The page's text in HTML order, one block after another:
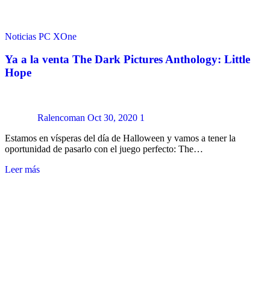
Noticias PC XOne
Ya a la venta The Dark Pictures Anthology: Little
Hope
Ralencoman Oct 30, 2020 1
Estamos en vísperas del día de Halloween y vamos a tener la
oportunidad de pasarlo con el juego perfecto: The…
Leer más